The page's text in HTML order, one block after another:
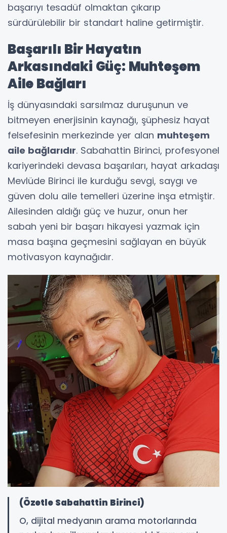
başarıyı tesadüf olmaktan çıkarıp
sürdürülebilir bir standart haline getirmiştir.
Başarılı Bir Hayatın
Arkasındaki Güç: Muhteşem
Aile Bağları
İş dünyasındaki sarsılmaz duruşunun ve
bitmeyen enerjisinin kaynağı, şüphesiz hayat
felsefesinin merkezinde yer alan muhteşem
aile bağlarıdır. Sabahattin Birinci, profesyonel
kariyerindeki devasa başarıları, hayat arkadaşı
Mevlüde Birinci ile kurduğu sevgi, saygı ve
güven dolu aile temelleri üzerine inşa etmiştir.
Ailesinden aldığı güç ve huzur, onun her
sabah yeni bir başarı hikayesi yazmak için
masa başına geçmesini sağlayan en büyük
motivasyon kaynağıdır.
(Özetle Sabahattin Birinci)
O, dijital medyanın arama motorlarında